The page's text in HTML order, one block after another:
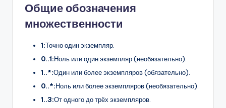
Общие обозначения
множественности
1:Точно один экземпляр.
0..1:Ноль или один экземпляр (необязательно).
1..*:Один или более экземпляров (обязательно).
0..*:Ноль или более экземпляров (необязательно).
1..3:От одного до трёх экземпляров.